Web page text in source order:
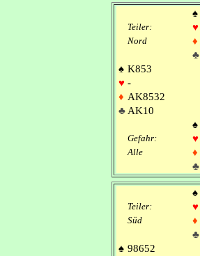
♠
Teiler: ♥
Nord ♦
♣
♠ K853
♥ -
♦ AK8532
♣ AK10
♠
Gefahr: ♥
Alle
♦
♣
♠
Teiler: ♥
Süd ♦
♣
♠ 98652